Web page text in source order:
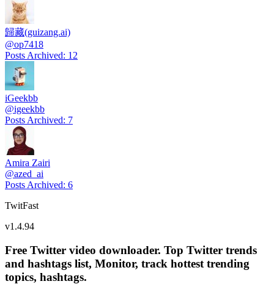
歸藏(guizang.ai)
@op7418
Posts Archived: 12
iGeekbb
@igeekbb
Posts Archived: 7
Amira Zairi
@azed_ai
Posts Archived: 6
TwitFast
v1.4.94
Free Twitter video downloader. Top Twitter trends
and hashtags list, Monitor, track hottest trending
topics, hashtags.